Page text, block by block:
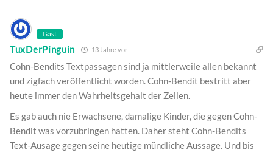
Gast
TuxDerPinguin 13 Jahre vor
Cohn-Bendits Textpassagen sind ja mittlerweile allen bekannt
und zigfach veröffentlicht worden. Cohn-Bendit bestritt aber
heute immer den Wahrheitsgehalt der Zeilen.
Es gab auch nie Erwachsene, damalige Kinder, die gegen Cohn-
Bendit was vorzubringen hatten. Daher steht Cohn-Bendits
Text-Ausage gegen seine heutige mündliche Aussage. Und bis